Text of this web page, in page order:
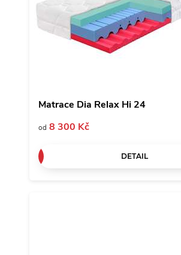
Matrace Dia Relax Hi 24
od 8 300 Kč
DETAIL